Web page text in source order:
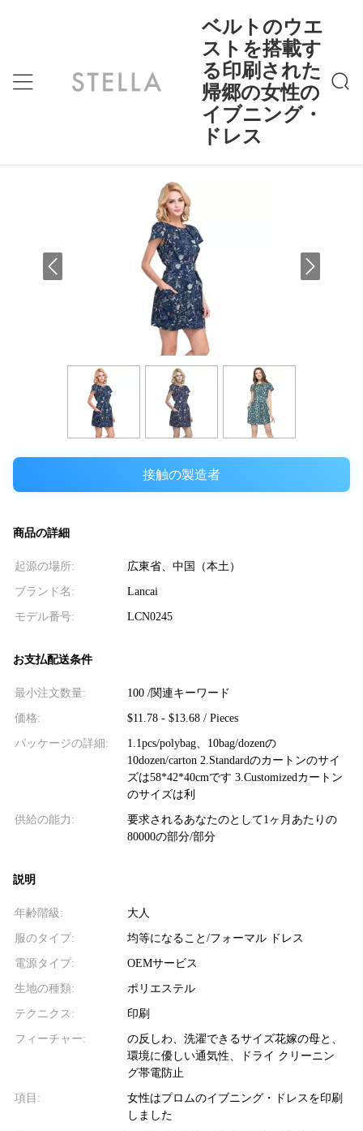
ベルトのウエ
ストを搭載す
る印刷された
帰郷の女性の
イブニング・
ドレス
ホーム Products >ベルトのウエストを搭載する印刷された帰郷の
女性のイブニング・ドレス
ベルトのウエストを搭載する印刷さ
れた帰郷の女性のイブニング・ドレ
接触の製造者
商品の詳細
起源の場所: 広東省、中国（本土）
ブランド名: Lancai
モデル番号: LCN0245
お支払配送条件
最小注文数量: 100 /関連キーワード
価格: $11.78 - $13.68 / Pieces
パッケージの詳細:
1.1pcs/polybag、10bag/dozenの
10dozen/carton 2.Standardのカートンのサイ
ズは58*42*40cmです 3.Customizedカートン
のサイズは利
供給の能力:
要求されるあなたのとして1ヶ月あたりの
80000の部分/部分
説明
年齢階級: 大人
服のタイプ: 均等になること/フォーマル ドレス
電源タイプ: OEMサービス
生地の種類: ポリエステル
テクニクス: 印刷
フィーチャー:
の反しわ、洗濯できるサイズ花嫁の母と、
環境に優しい通気性、ドライ クリーニン
グ帯電防止
項目:
女性はプロムのイブニング・ドレスを印刷
しました